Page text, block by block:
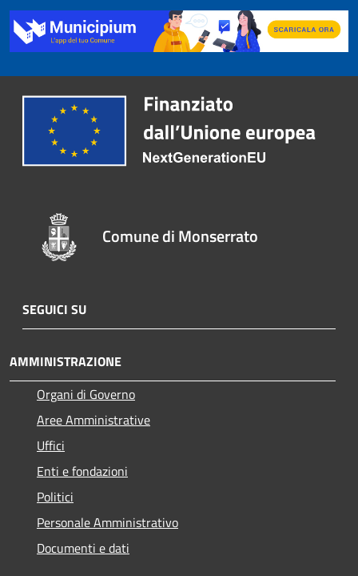
Comune di Monserrato
SEGUICI SU
AMMINISTRAZIONE
Organi di Governo
Aree Amministrative
Uffici
Enti e fondazioni
Politici
Personale Amministrativo
Documenti e dati